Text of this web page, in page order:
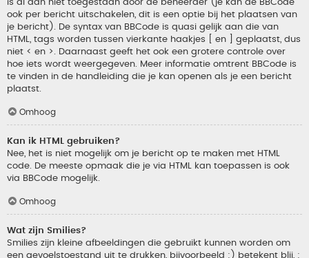
is al dan niet toegestaan door de beheerder (je kan de BBCode
ook per bericht uitschakelen, dit is een optie bij het plaatsen van
je bericht). De syntax van BBCode is quasi gelijk aan die van
HTML, tags worden tussen vierkante haakjes [ en ] geplaatst, dus
niet < en >. Daarnaast geeft het ook een grotere controle over
hoe iets wordt weergegeven. Meer informatie omtrent BBCode is
te vinden in de handleiding die je kan openen als je een bericht
plaatst.
Omhoog
Kan ik HTML gebruiken?
Nee, het is niet mogelijk om je bericht op te maken met HTML
code. De meeste opmaak die je via HTML kan toepassen is ook
via BBCode mogelijk.
Omhoog
Wat zijn Smilies?
Smilies zijn kleine afbeeldingen die gebruikt kunnen worden om
een gevoelstoestand uit te drukken, bijvoorbeeld :) betekent blij, :